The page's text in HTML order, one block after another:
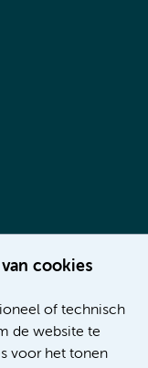
cookies
of technisch
de website te
voor het tonen